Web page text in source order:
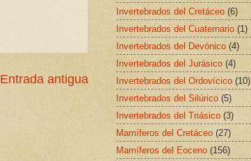
Entrada antigua
Invertebrados del Cretáceo (6)
Invertebrados del Cuaternario (1)
Invertebrados del Devónico (4)
Invertebrados del Jurásico (4)
Invertebrados del Ordovícico (10)
Invertebrados del Silúrico (5)
Invertebrados del Triásico (3)
Mamíferos del Cretáceo (27)
Mamíferos del Eoceno (156)